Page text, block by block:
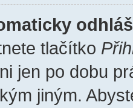
tlačítko
jen po dobu
jiným.